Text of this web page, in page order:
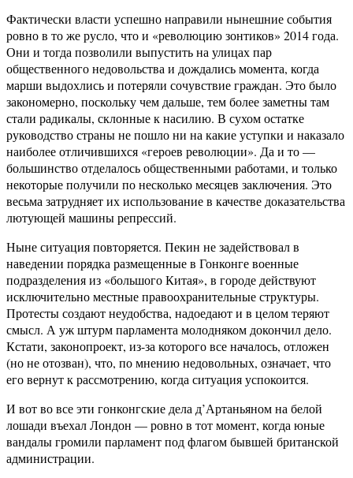
Фактически власти успешно направили нынешние события
ровно в то же русло, что и «революцию зонтиков» 2014 года.
Они и тогда позволили выпустить на улицах пар
общественного недовольства и дождались момента, когда
марши выдохлись и потеряли сочувствие граждан. Это было
закономерно, поскольку чем дальше, тем более заметны там
стали радикалы, склонные к насилию. В сухом остатке
руководство страны не пошло ни на какие уступки и наказало
наиболее отличившихся «героев революции». Да и то —
большинство отделалось общественными работами, и только
некоторые получили по несколько месяцев заключения. Это
весьма затрудняет их использование в качестве доказательства
лютующей машины репрессий.
Ныне ситуация повторяется. Пекин не задействовал в
наведении порядка размещенные в Гонконге военные
подразделения из «большого Китая», в городе действуют
исключительно местные правоохранительные структуры.
Протесты создают неудобства, надоедают и в целом теряют
смысл. А уж штурм парламента молодняком докончил дело.
Кстати, законопроект, из-за которого все началось, отложен
(но не отозван), что, по мнению недовольных, означает, что
его вернут к рассмотрению, когда ситуация успокоится.
И вот во все эти гонконгские дела д’Артаньяном на белой
лошади въехал Лондон — ровно в тот момент, когда юные
вандалы громили парламент под флагом бывшей британской
администрации.